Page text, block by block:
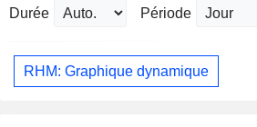
Durée Période
RHM: Graphique dynamique